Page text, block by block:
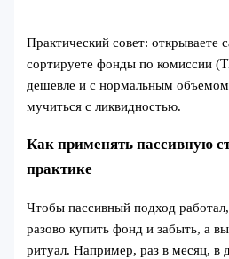
Практический совет: открываете
сортируете фонды по комиссии
дешевле и с нормальным
мучиться с ликвидностью.
Как применять пассивную
практике
Чтобы пассивный подход
разово купить фонд и забыть, а
ритуал. Например, раз в месяц, в